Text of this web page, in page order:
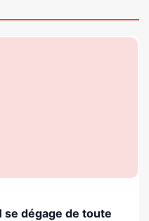
se dégage de toute